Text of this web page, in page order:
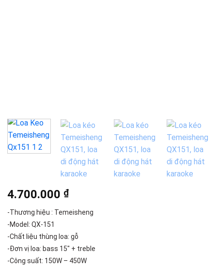
4.700.000 ₫
-Thương hiệu : Temeisheng
-Model: QX-151
-Chất liệu thùng loa: gỗ
-Đơn vị loa: bass 15″ + treble
-Công suất: 150W – 450W